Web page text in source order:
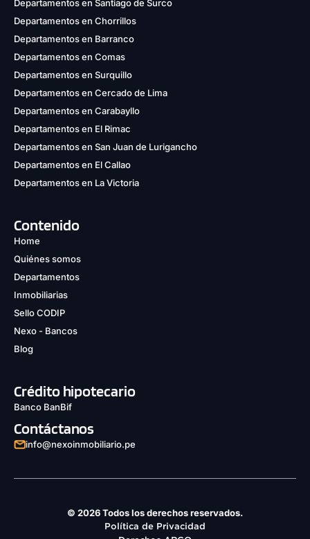
Departamentos en Santiago de Surco
Departamentos en Chorrillos
Departamentos en Barranco
Departamentos en Comas
Departamentos en Surquillo
Departamentos en Cercado de Lima
Departamentos en Carabayllo
Departamentos en El Rimac
Departamentos en San Juan de Lurigancho
Departamentos en El Callao
Departamentos en La Victoria
Contenido
Home
Quiénes somos
Departamentos
Inmobiliarias
Sello CODIP
Nexo - Bancos
Blog
Crédito hipotecario
Banco BanBif
Contáctanos
info@nexoinmobiliario.pe
© 2026 Todos los derechos reservados.
Política de Privacidad